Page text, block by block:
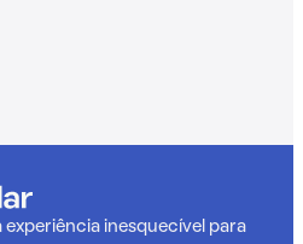
inesquecível para